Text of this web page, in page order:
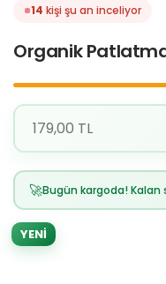
14 kişi şu an inceliyor
Organik
179,00 TL
🚀Bugün kargoda! Kalan
YENİ